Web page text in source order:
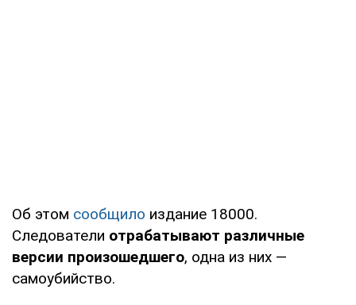
Об этом сообщило издание 18000.
Следователи отрабатывают различные
версии произошедшего, одна из них —
самоубийство.